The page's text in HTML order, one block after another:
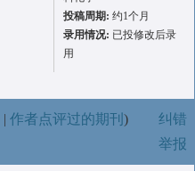
投稿周期: 约1个月
录用情况: 已投修改后录
用
| 作者点评过的期刊 )
纠错
举报